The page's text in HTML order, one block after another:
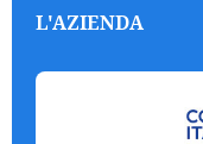
L'AZIENDA